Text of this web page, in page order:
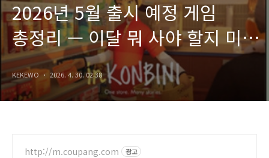
2026년 5월 출시 예정 게임
총정리 — 이달 뭐 사야 할지 미리
정해두세요
KEKEWO 2026. 4. 30. 02:38
http://m.coupang.com 광고